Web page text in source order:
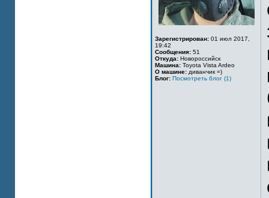
Зарегистрирован: 01 июл 2017,
19:42
Сообщения: 51
Откуда: Новороссийск
Машина: Toyota Vista Ardeo
О машине: диванчик =)
Блог: Посмотреть блог (1)